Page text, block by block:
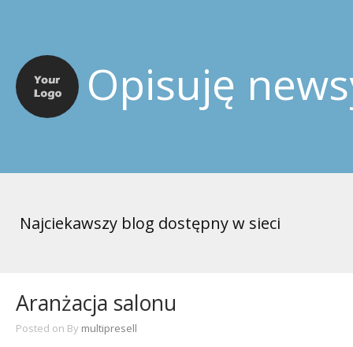
Opisuję
Najciekawszy blog dostępny w sieci
Aranżacja salonu
Posted on By multipresell